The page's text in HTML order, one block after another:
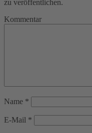
zu veröffentlichen.
Kommentar
Name *
E-Mail *